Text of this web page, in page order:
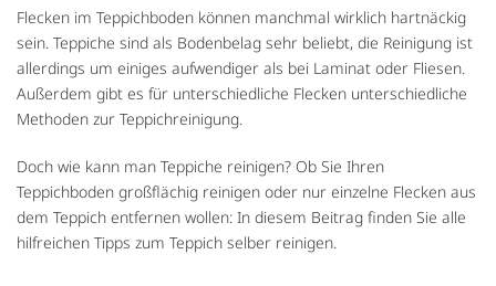
Flecken im Teppichboden können manchmal wirklich hartnäckig
sein. Teppiche sind als Bodenbelag sehr beliebt, die Reinigung ist
allerdings um einiges aufwendiger als bei Laminat oder Fliesen.
Außerdem gibt es für unterschiedliche Flecken unterschiedliche
Methoden zur Teppichreinigung.
Doch wie kann man Teppiche reinigen? Ob Sie Ihren
Teppichboden großflächig reinigen oder nur einzelne Flecken aus
dem Teppich entfernen wollen: In diesem Beitrag finden Sie alle
hilfreichen Tipps zum Teppich selber reinigen.